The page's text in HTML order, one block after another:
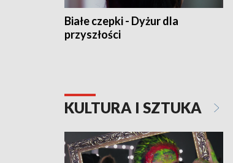
Białe czepki - Dyżur dla
przyszłości
KULTURA I SZTUKA